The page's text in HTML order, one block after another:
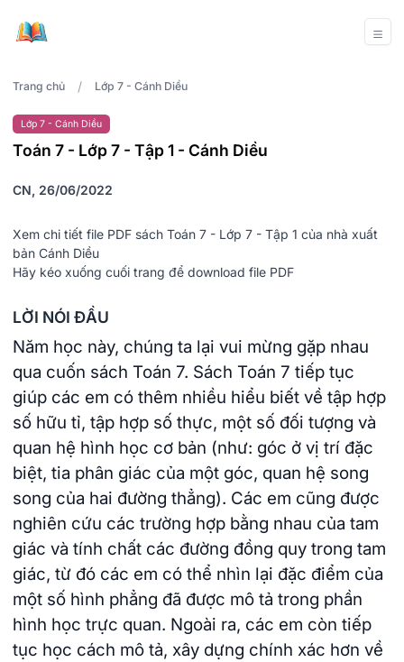
Trang chủ / Lớp 7 - Cánh Diều
Lớp 7 - Cánh Diều
Toán 7 - Lớp 7 - Tập 1 - Cánh Diều
CN, 26/06/2022
Xem chi tiết file PDF sách Toán 7 - Lớp 7 - Tập 1 của nhà xuất
bản Cánh Diều
Hãy kéo xuống cuối trang để download file PDF
LỜI NÓI ĐẦU
Năm học này, chúng ta lại vui mừng gặp nhau
qua cuốn sách Toán 7. Sách Toán 7 tiếp tục
giúp các em có thêm nhiều hiểu biết về tập hợp
số hữu tỉ, tập hợp số thực, một số đối tượng và
quan hệ hình học cơ bản (như: góc ở vị trí đặc
biệt, tia phân giác của một góc, quan hệ song
song của hai đường thẳng). Các em cũng được
nghiên cứu các trường hợp bằng nhau của tam
giác và tính chất các đường đồng quy trong tam
giác, từ đó các em có thể nhìn lại đặc điểm của
một số hình phẳng đã được mô tả trong phần
hình học trực quan. Ngoài ra, các em còn tiếp
tục học cách mô tả, xây dựng chính xác hơn về